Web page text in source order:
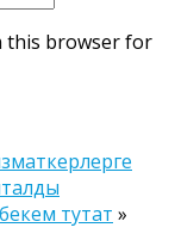
this browser for
тутат »